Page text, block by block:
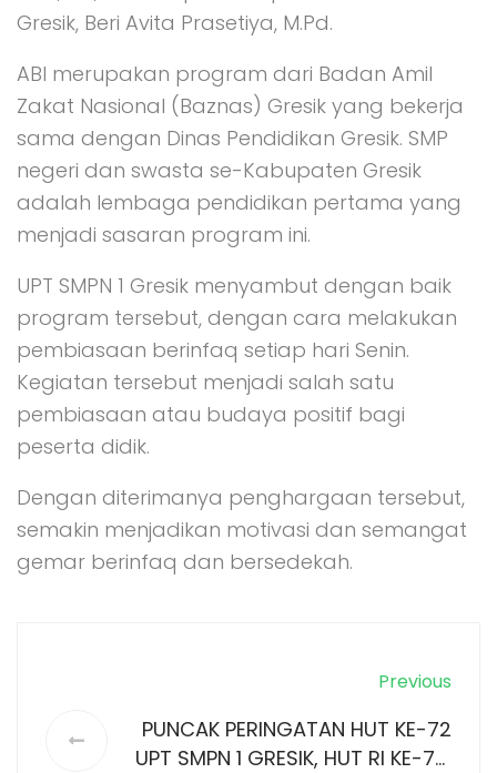
Gresik, Beri Avita Prasetiya, M.Pd.
ABI merupakan program dari Badan Amil
Zakat Nasional (Baznas) Gresik yang bekerja
sama dengan Dinas Pendidikan Gresik. SMP
negeri dan swasta se-Kabupaten Gresik
adalah lembaga pendidikan pertama yang
menjadi sasaran program ini.
UPT SMPN 1 Gresik menyambut dengan baik
program tersebut, dengan cara melakukan
pembiasaan berinfaq setiap hari Senin.
Kegiatan tersebut menjadi salah satu
pembiasaan atau budaya positif bagi
peserta didik.
Dengan diterimanya penghargaan tersebut,
semakin menjadikan motivasi dan semangat
gemar berinfaq dan bersedekah.
Previous
PUNCAK PERINGATAN HUT KE-72
UPT SMPN 1 GRESIK, HUT RI KE-79,